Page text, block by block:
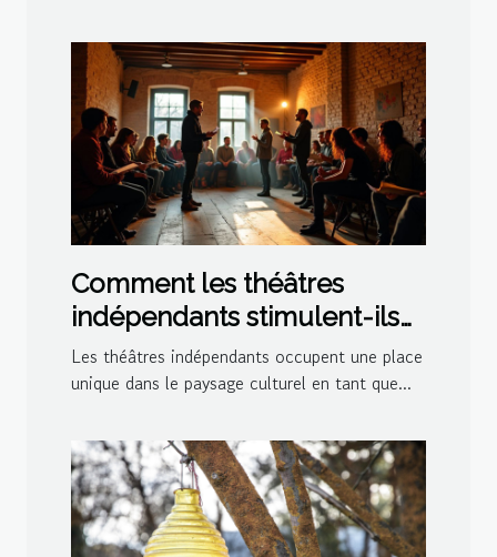
Comment les théâtres
indépendants stimulent-ils
la créativité culturelle ?
Les théâtres indépendants occupent une place
unique dans le paysage culturel en tant que...